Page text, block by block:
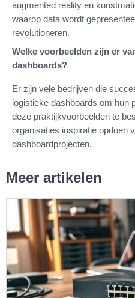
augmented reality en
waarop data wordt
revolutioneren.
Welke voorbeelden zijn er
dashboards?
Er zijn vele bedrijven die
logistieke dashboards om hun
deze praktijkvoorbeelden te
organisaties inspiratie opdoen
dashboardprojecten.
Meer artikelen